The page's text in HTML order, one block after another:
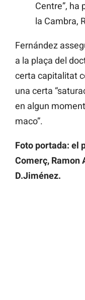
Centre”, ha
la Cambra,
Fernández
a la plaça del
certa capitalitat
una certa
en algun
maco”.
Foto portada: el
Comerç, Ramon
D.Jiménez.